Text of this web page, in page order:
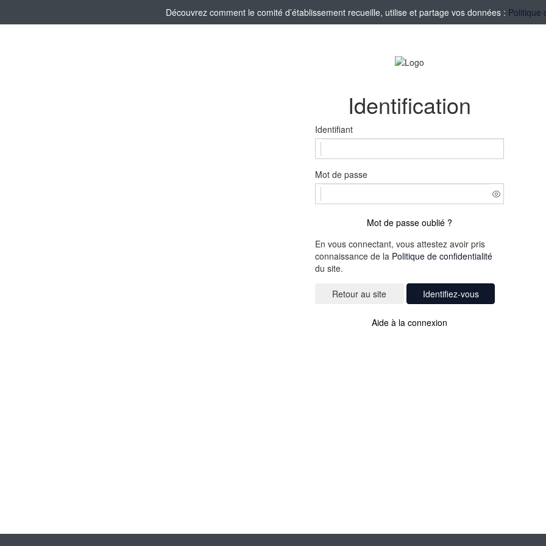
Découvrez comment le comité d’établissement recueille, utilise et partage vos données : Politique
Identification
Identifiant
Mot de passe
Mot de passe oublié ?
En vous connectant, vous attestez avoir pris
connaissance de la Politique de confidentialité
du site.
Identifiez-vous
Aide à la connexion